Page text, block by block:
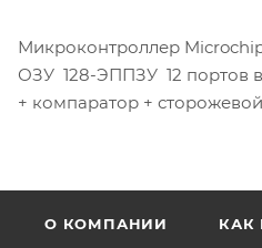
Микроконтроллер
ОЗУ 128-ЭППЗУ 12 портов
+ компаратор +
О КОМПАНИИ КАК